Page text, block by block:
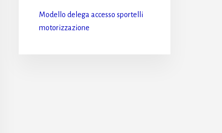
Modello delega accesso sportelli
motorizzazione​